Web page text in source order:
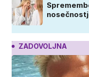
ZADOVOLJNA